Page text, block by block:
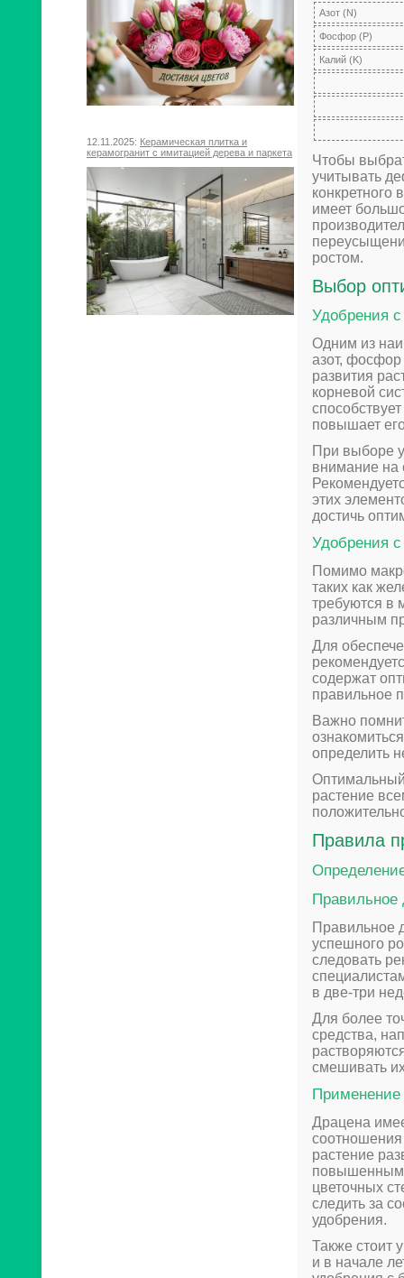
12.11.2025: Керамическая плитка и
керамогранит с имитацией дерева и паркета
Азот (N)
Фосфор (P)
Калий (K)
Чтобы
учитывать
конкретного
имеет
ростом.
Выбор
Удобрения
Одним из
азот, фосфор
развития
корневой
повышает его
При выборе
внимание на
этих
достичь
Удобрения
Помимо
таких как
требуются в
различным
Для
содержат
правильное
Важно
определить
Оптимальный
растение
Правила
Правильное
Правильное
успешного
следовать
в две-три
Для более
средства,
смешивать
Применение
Драцена
соотношения
растение
повышенным
цветочных
следить за
удобрения.
Также стоит
и в начале